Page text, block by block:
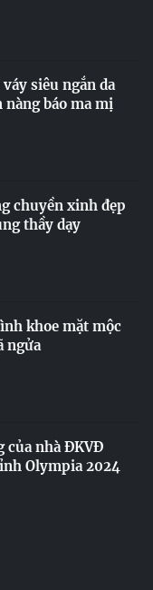
siêu ngắn da
nàng báo ma mị
chuyền xinh đẹp
thầy dạy
khoe mặt mộc
ngửa
của nhà ĐKVĐ
Olympia 2024